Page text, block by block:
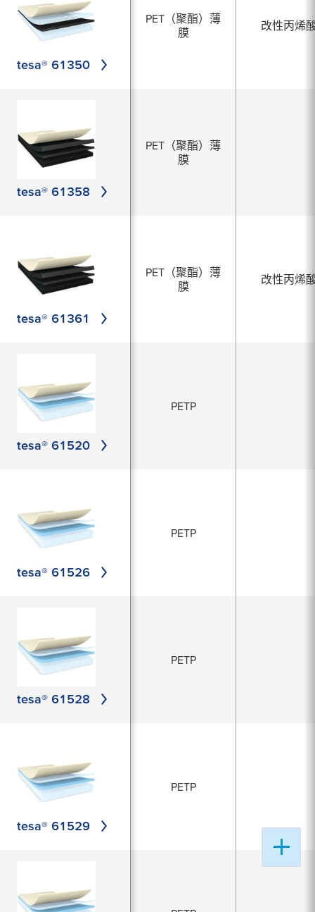
tesa® 61350
PET（聚酯）薄
膜
改性丙烯
tesa® 61358
PET（聚酯）薄
膜
tesa® 61361
PET（聚酯）薄
膜
改性丙烯
tesa® 61520
PETP
tesa® 61526
PETP
tesa® 61528
PETP
tesa® 61529
PETP